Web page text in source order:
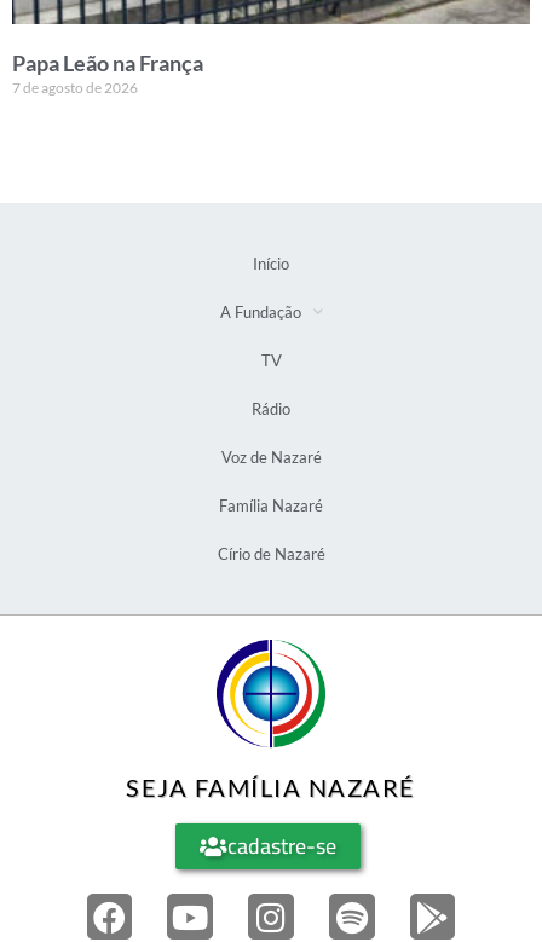
Papa Leão na França
7 de agosto de 2026
Início
A Fundação
TV
Rádio
Voz de Nazaré
Família Nazaré
Círio de Nazaré
SEJA FAMÍLIA NAZARÉ
cadastre-se